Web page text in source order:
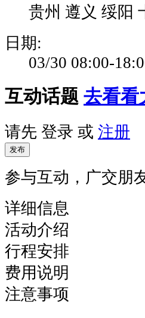
贵州 遵义 绥阳
日期:
03/30 08:00-
互动话题 去看看
请先 登录 或 注册
发布
参与互动，广交朋
详细信息
活动介绍
行程安排
费用说明
注意事项